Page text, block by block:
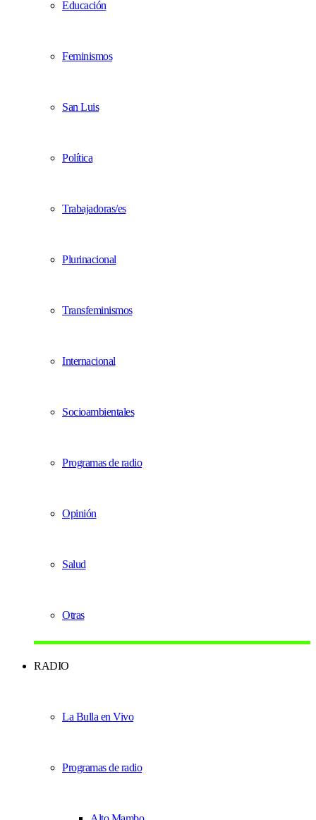
Educación
Feminismos
San Luis
Política
Trabajadoras/es
Plurinacional
Transfeminismos
Internacional
Socioambientales
Programas de radio
Opinión
Salud
Otras
RADIO
La Bulla en Vivo
Programas de radio